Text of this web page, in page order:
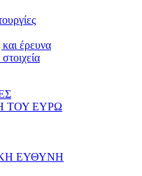
έρευνα
ΤΟΥ ΕΥΡΩ
ΕΥΘΥΝΗ